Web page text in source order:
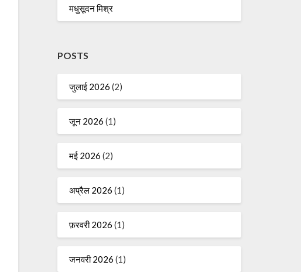
मधुसूदन मिश्र
POSTS
जुलाई 2026 (2)
जून 2026 (1)
मई 2026 (2)
अप्रैल 2026 (1)
फ़रवरी 2026 (1)
जनवरी 2026 (1)